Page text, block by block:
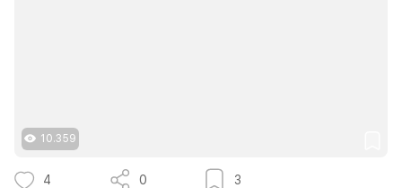
10.359
4 0 3